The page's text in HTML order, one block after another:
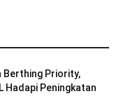
Berthing Priority,
Hadapi Peningkatan